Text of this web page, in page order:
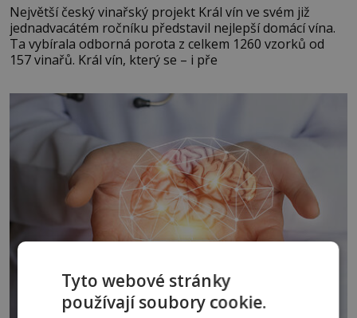
Největší český vinařský projekt Král vín ve svém již
jednadvacátém ročníku představil nejlepší domácí vína.
Ta vybírala odborná porota z celkem 1260 vzorků od
157 vinařů. Král vín, který se – i pře
Tyto webové stránky
používají soubory cookie.